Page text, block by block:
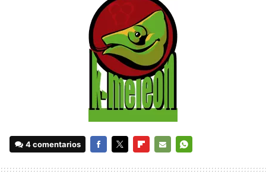
4 comentarios